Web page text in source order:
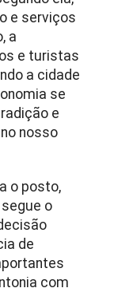
e serviços
a
e turistas
a cidade
se
e
nosso
o posto,
o
de
com